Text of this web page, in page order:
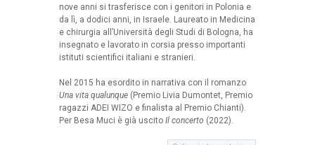
nove anni si trasferisce con i genitori in Polonia e
da lì, a dodici anni, in Israele. Laureato in Medicina
e chirurgia all’Università degli Studi di Bologna, ha
insegnato e lavorato in corsia presso importanti
istituti scientifici italiani e stranieri.
Nel 2015 ha esordito in narrativa con il romanzo
Una vita qualunque (Premio Livia Dumontet, Premio
ragazzi ADEI WIZO e finalista al Premio Chianti).
Per Besa Muci è già uscito Il concerto (2022).